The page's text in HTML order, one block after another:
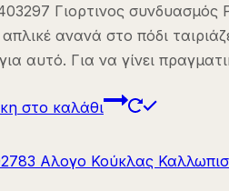
Γιορτινος συνδυασμός
απλικέ ανανά στο πόδι
για αυτό. Για να γίνει
στο καλάθι